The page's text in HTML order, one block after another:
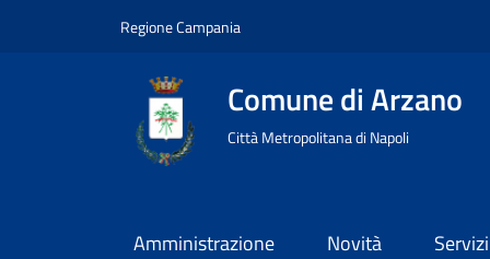
Regione Campania
Comune di Arzano
Città Metropolitana di Napoli
Amministrazione Novità Servizi